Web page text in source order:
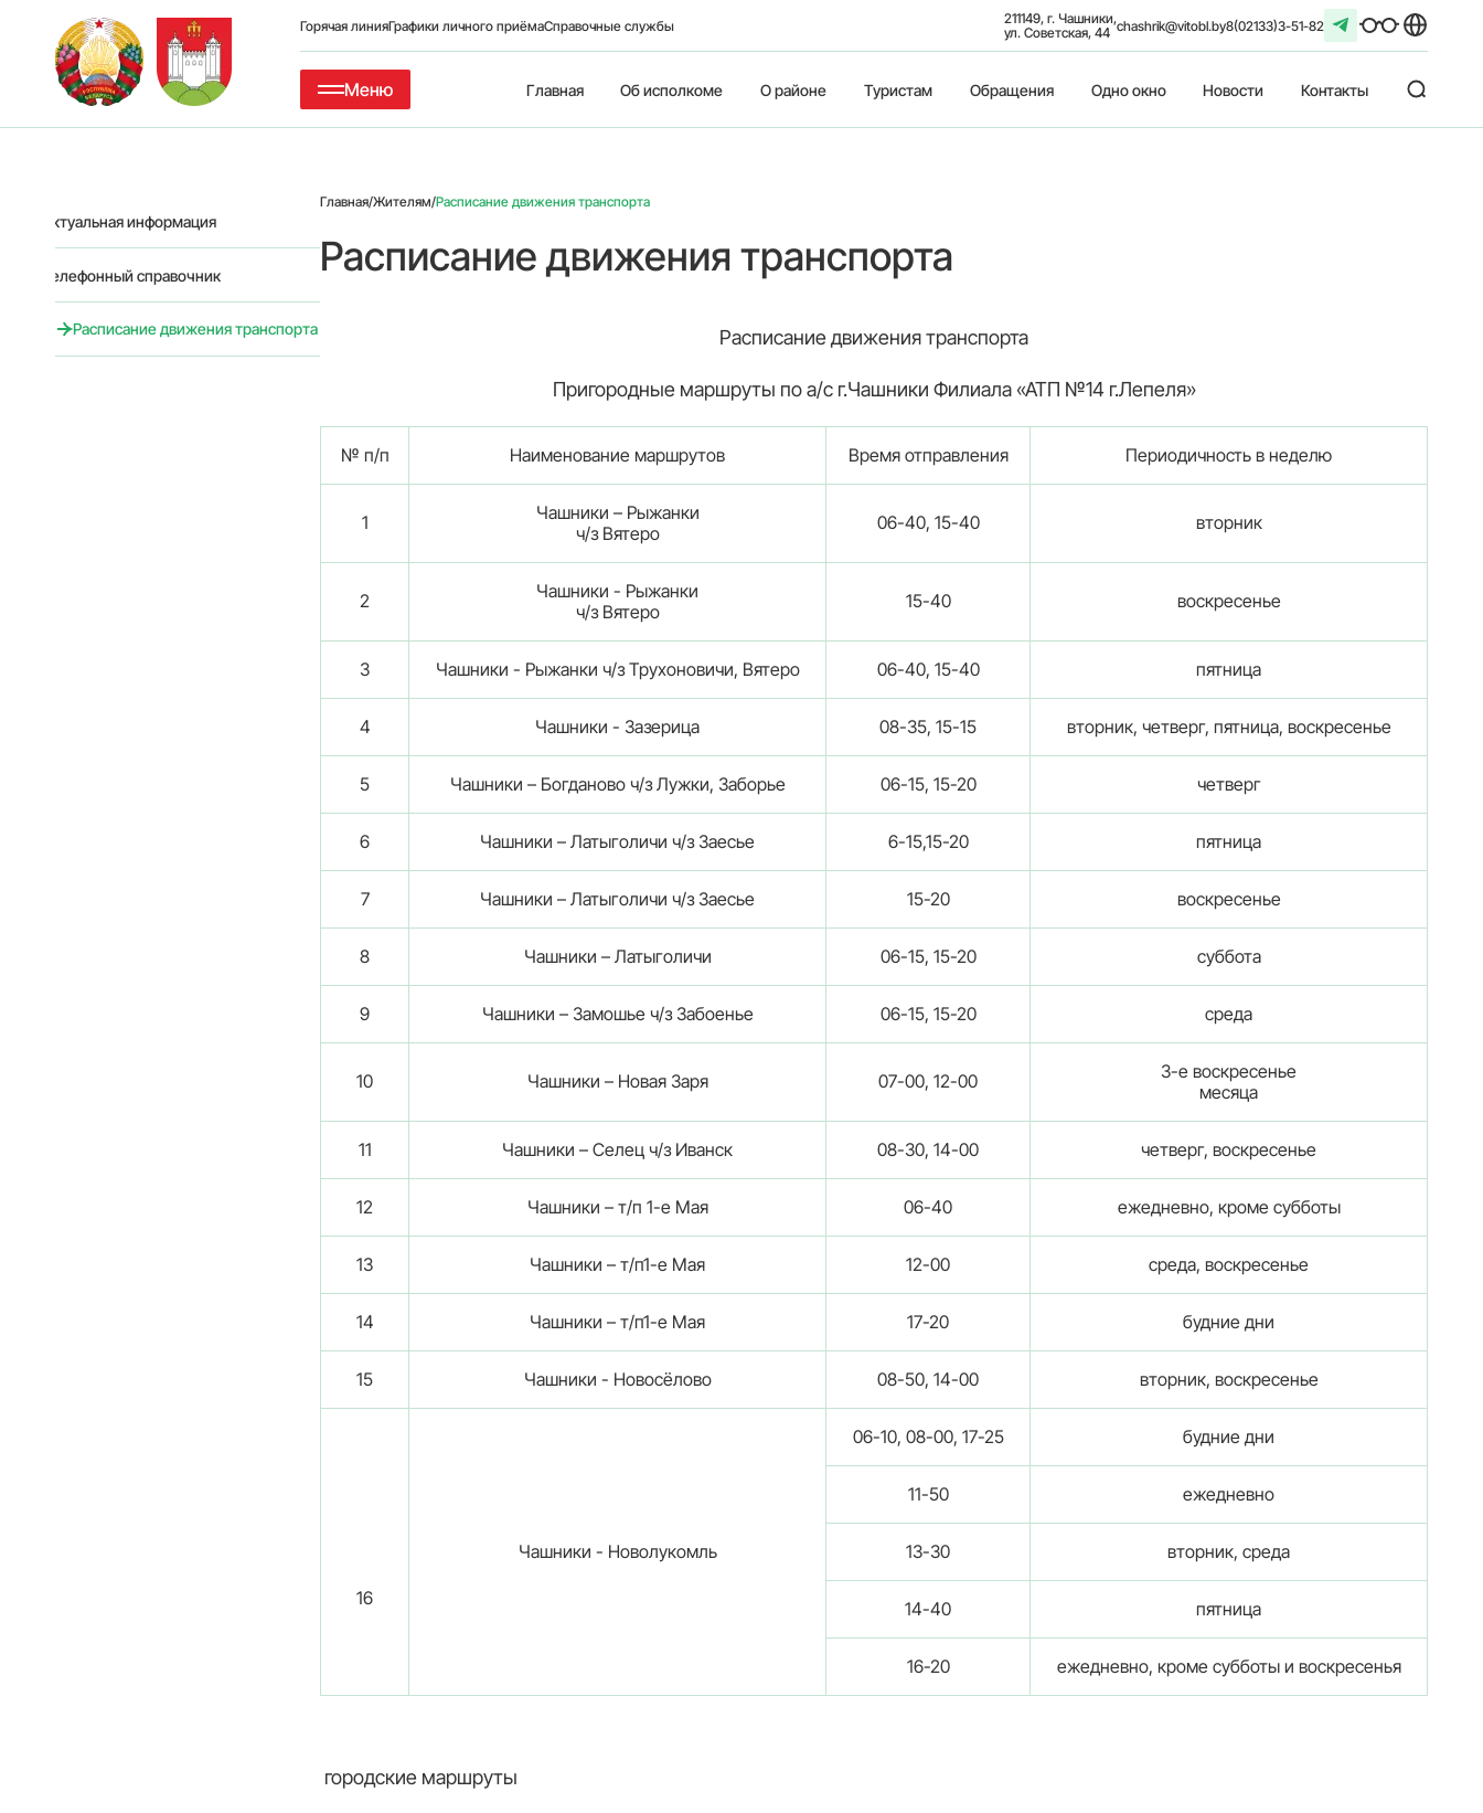
Горячая линияГрафики личного приёмаСправочные службы
211149, г. Чашники,
ул. Советская, 44 chashrik@vitobl.by8(02133)3-51-82
Меню Главная Об исполкоме О районе Туристам Обращения Одно окно Новости Контакты
Актуальная информация
Телефонный справочник
Расписание движения транспорта
Главная/Жителям/Расписание движения транспорта
Расписание движения транспорта
Расписание движения транспорта
Пригородные маршруты по а/с г.Чашники Филиала «АТП №14 г.Лепеля»
№ п/п Наименование маршрутов Время отправления Периодичность в неделю
1
Чашники – Рыжанки
ч/з Вятеро
06-40, 15-40 вторник
2
Чашники - Рыжанки
ч/з Вятеро
15-40 воскресенье
3 Чашники - Рыжанки ч/з Трухоновичи, Вятеро 06-40, 15-40 пятница
4 Чашники - Зазерица 08-35, 15-15 вторник, четверг, пятница, воскресенье
5 Чашники – Богданово ч/з Лужки, Заборье 06-15, 15-20 четверг
6 Чашники – Латыголичи ч/з Заесье 6-15,15-20 пятница
7 Чашники – Латыголичи ч/з Заесье 15-20 воскресенье
8 Чашники – Латыголичи 06-15, 15-20 суббота
9 Чашники – Замошье ч/з Забоенье 06-15, 15-20 среда
10 Чашники – Новая Заря 07-00, 12-00
3-е воскресенье
месяца
11 Чашники – Селец ч/з Иванск 08-30, 14-00 четверг, воскресенье
12 Чашники – т/п 1-е Мая 06-40 ежедневно, кроме субботы
13 Чашники – т/п1-е Мая 12-00 среда, воскресенье
14 Чашники – т/п1-е Мая 17-20 будние дни
15 Чашники - Новосёлово 08-50, 14-00 вторник, воскресенье
16
Чашники - Новолукомль
06-10, 08-00, 17-25 будние дни
11-50 ежедневно
13-30 вторник, среда
14-40 пятница
16-20 ежедневно, кроме субботы и воскресенья
городские маршруты